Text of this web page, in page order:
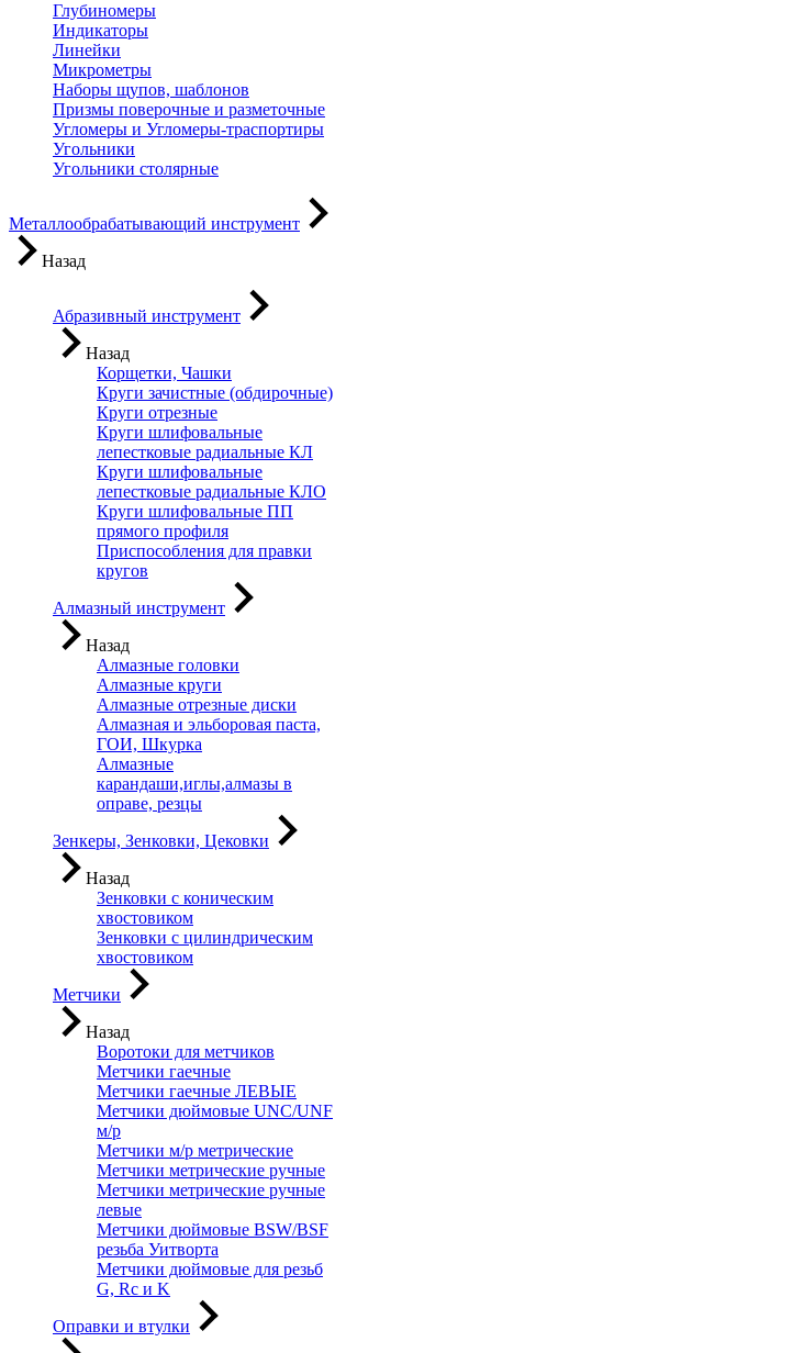
Глубиномеры
Индикаторы
Линейки
Микрометры
Наборы щупов, шаблонов
Призмы поверочные и разметочные
Угломеры и Угломеры-траспортиры
Угольники
Угольники столярные
Металлообрабатывающий инструмент
Назад
Абразивный инструмент
Назад
Корщетки, Чашки
Круги зачистные (обдирочные)
Круги отрезные
Круги шлифовальные
лепестковые радиальные КЛ
Круги шлифовальные
лепестковые радиальные КЛО
Круги шлифовальные ПП
прямого профиля
Приспособления для правки
кругов
Алмазный инструмент
Назад
Алмазные головки
Алмазные круги
Алмазные отрезные диски
Алмазная и эльборовая паста,
ГОИ, Шкурка
Алмазные
карандаши,иглы,алмазы в
оправе, резцы
Зенкеры, Зенковки, Цековки
Назад
Зенковки с коническим
хвостовиком
Зенковки с цилиндрическим
хвостовиком
Метчики
Назад
Воротоки для метчиков
Метчики гаечные
Метчики гаечные ЛЕВЫЕ
Метчики дюймовые UNC/UNF
м/р
Метчики м/р метрические
Метчики метрические ручные
Метчики метрические ручные
левые
Метчики дюймовые BSW/BSF
резьба Уитворта
Метчики дюймовые для резьб
G, Rc и K
Оправки и втулки